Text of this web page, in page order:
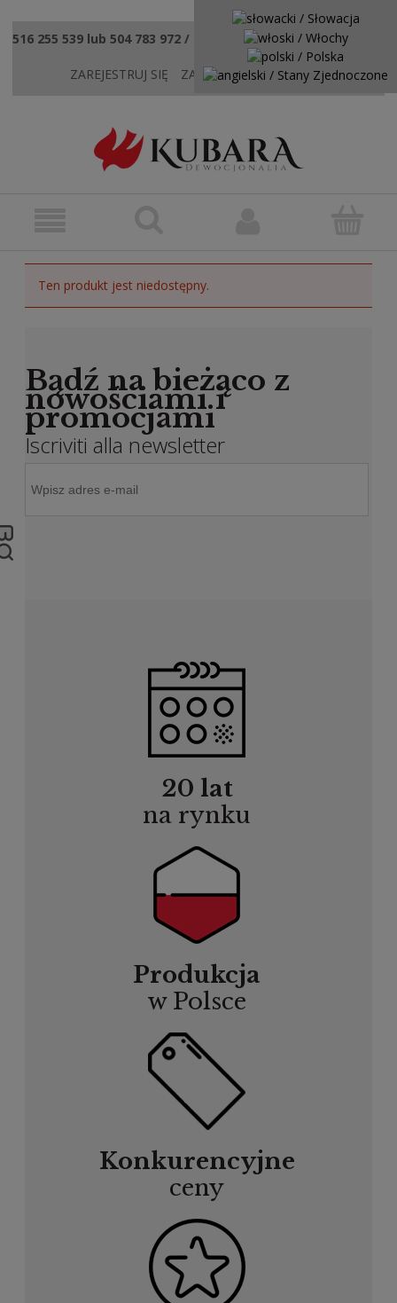
516 255 539 lub 504 783 972 / sklep@kubaradewocjonalia.pl
ZAREJESTRUJ SIĘ ZALOGUJ SIĘ KONTAKT
Ten produkt jest niedostępny.
Bądź na bieżąco z
nowościami i
promocjami
Iscriviti alla newsletter
20 lat
na rynku
Produkcja
w Polsce
Konkurencyjne
ceny